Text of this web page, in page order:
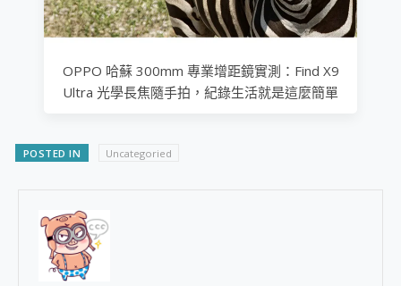
OPPO 哈蘇 300mm 專業增距鏡實測：Find X9
Ultra 光學長焦隨手拍，紀錄生活就是這麼簡單
POSTED IN Uncategoried